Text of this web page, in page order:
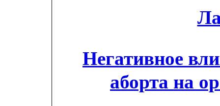
Негативное
аборта на